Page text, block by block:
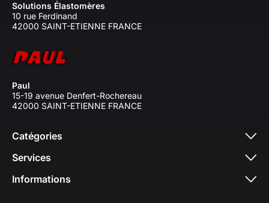
Solutions Élastomères
10 rue Ferdinand
42000 SAINT-ETIENNE FRANCE
Paul
15-19 avenue Denfert-Rochereau
42000 SAINT-ETIENNE FRANCE
Catégories
Services
Informations